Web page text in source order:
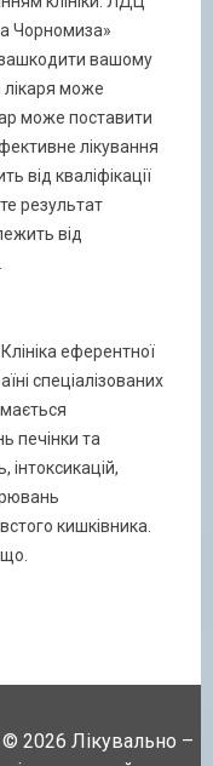
Чорномиза»
вашому
може
може поставити
лікування
від кваліфікації
результат
від
еферентної
спеціалізованих
печінки та
інтоксикацій,
кишківника.
© 2026 Лікувально –